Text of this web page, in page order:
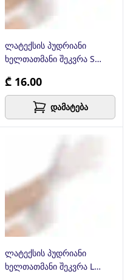
ლატექსის პუდრიანი
ხელთათმანი შეკვრა S
₾ 16.00
დამატება
ლატექსის პუდრიანი
ხელთათმანი შეკვრა L